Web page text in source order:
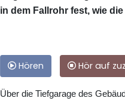
in dem Fallrohr fest, wie
Hören Hör auf
Über die Tiefgarage des